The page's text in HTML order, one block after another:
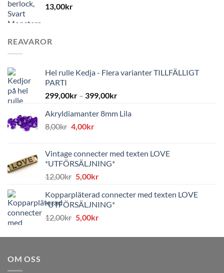
13,00kr
REAVAROR
Hel rulle Kedja - Flera varianter TILLFÄLLIGT
PARTI
299,00kr – 399,00kr
Akryldiamanter 8mm Lila
8,00kr Det
var:
8,00kr.
4,00krDet
är:
4,00kr.
Vintage connecter med texten LOVE
*UTFÖRSÄLJNING*
12,00kr Det
priset
var:
12,00kr.
5,00krDet
priset
är:
5,00kr.
Kopparpläterad connecter med texten LOVE
*UTFÖRSÄLJNING*
12,00kr Det
priset
5,00krDet
priset
OM OSS